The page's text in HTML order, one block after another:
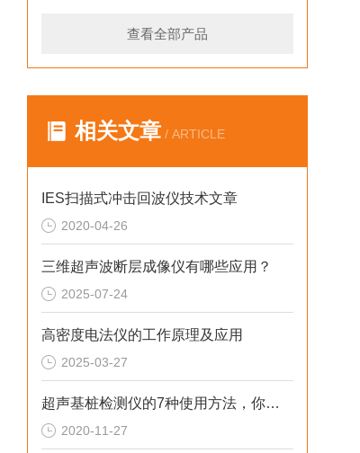
查看全部产品
相关文章 / ARTICLE
IES扫描式冲击回波仪技术文章
2020-04-26
三维超声波断层成像仪有哪些应用？
2025-07-24
高密度电法仪的工作原理及应用
2025-03-27
超声基桩检测仪的7种使用方法，你学会了吗？
2020-11-27